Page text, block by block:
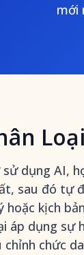
mới
dụng AI,
sau đó tự
hoặc kịch
áp dụng sự
chỉnh chức